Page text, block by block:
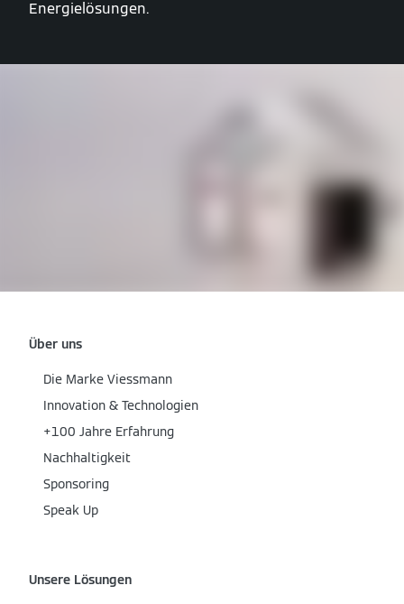
Energielösungen.
Über uns
Die Marke Viessmann
Innovation & Technologien
+100 Jahre Erfahrung
Nachhaltigkeit
Sponsoring
Speak Up
Unsere Lösungen